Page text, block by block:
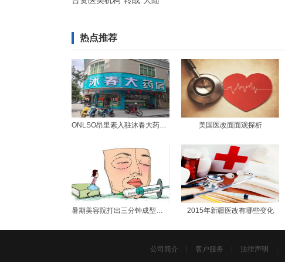
热点推荐
ONLSO昂里素入驻沐春大药房连锁体系周年表 美国医改面面观探析
暑期美容院打出三分钟成型的广告 2015年新疆医改有哪些变化
公司简介 客户服务 法律声明